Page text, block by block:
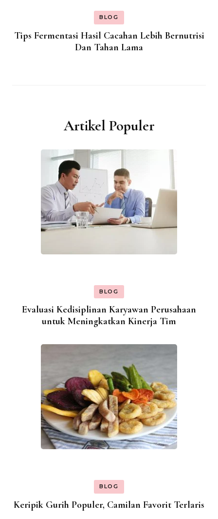
BLOG
Tips Fermentasi Hasil Cacahan Lebih Bernutrisi
Dan Tahan Lama
Artikel Populer
BLOG
Evaluasi Kedisiplinan Karyawan Perusahaan
untuk Meningkatkan Kinerja Tim
BLOG
Keripik Gurih Populer, Camilan Favorit Terlaris